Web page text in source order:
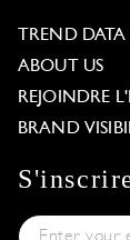
TREND
ABOUT US
REJOINDRE
BRAND